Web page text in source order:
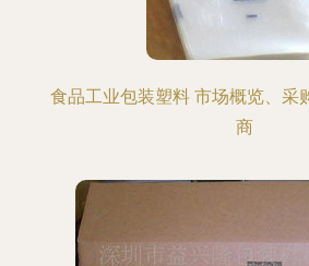
食品工业包装塑料 市场概览、采
商